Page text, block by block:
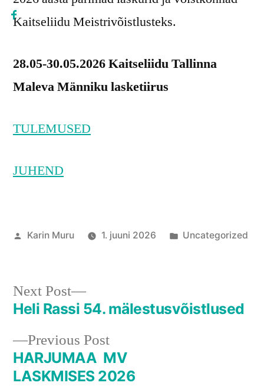
Kaitseliidu Meistrivõistlusteks.
28.05-30.05.2026 Kaitseliidu Tallinna
Maleva Männiku lasketiirus
TULEMUSED
JUHEND
Posted
Karin Muru 1. juuni 2026
Posted
Uncategorized
Navigeerimine
Previous PostPrevious
post:
HARJUMAA MV
LASKMISES 2026
Next Post
Next
post:
Heli Rassi 54. mälestusvõistlused